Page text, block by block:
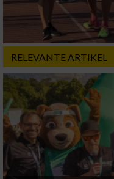
RELEVANTE ARTIKEL
Notwendig
Performance
Funktional
Werbung